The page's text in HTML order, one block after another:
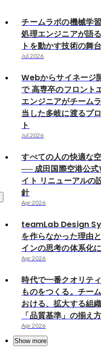
チームラボの機械学
処理エンジニアが語
トを動かす技術の舞
Jul 2026
Webからサイネージ
で 高専卒のフロント
エンジニアがチーム
当した多岐に渡るプ
ト
Jul 2026
すべての人の快適な
── 成田国際空港公
イト リニューアルの
針
Apr 2026
teamLab Design
を作らなかった理由
インの思考の体系化
Apr 2026
時代で一番クオリテ
ものをつくる。チー
おける、拡大する組
「品質基準」の揃え方
Apr 2026
Show more